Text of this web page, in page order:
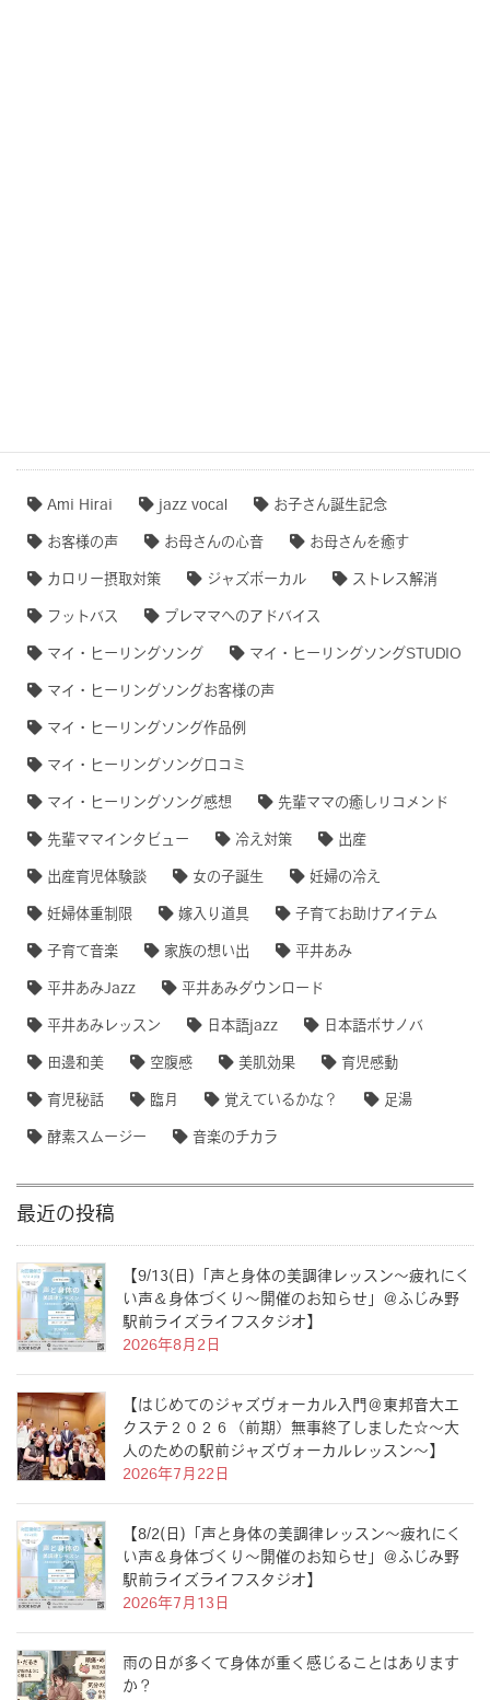
Ami Hirai jazz vocal お子さん誕生記念
お客様の声 お母さんの心音 お母さんを癒す
カロリー摂取対策 ジャズボーカル ストレス解消
フットバス プレママへのアドバイス
マイ・ヒーリングソング マイ・ヒーリングソングSTUDIO
マイ・ヒーリングソングお客様の声
マイ・ヒーリングソング作品例
マイ・ヒーリングソング口コミ
マイ・ヒーリングソング感想 先輩ママの癒しリコメンド
先輩ママインタビュー 冷え対策 出産
出産育児体験談 女の子誕生 妊婦の冷え
妊婦体重制限 嫁入り道具 子育てお助けアイテム
子育て音楽 家族の想い出 平井あみ
平井あみJazz 平井あみダウンロード
平井あみレッスン 日本語jazz 日本語ボサノバ
田邊和美 空腹感 美肌効果 育児感動
育児秘話 臨月 覚えているかな？ 足湯
酵素スムージー 音楽のチカラ
最近の投稿
【9/13(日)「声と身体の美調律レッスン〜疲れにく
い声＆身体づくり〜開催のお知らせ」＠ふじみ野
駅前ライズライフスタジオ】
2026年8月2日
【はじめてのジャズヴォーカル入門＠東邦音大エ
クステ２０２６（前期）無事終了しました☆〜大
人のための駅前ジャズヴォーカルレッスン〜】
2026年7月22日
【8/2(日)「声と身体の美調律レッスン〜疲れにく
い声＆身体づくり〜開催のお知らせ」＠ふじみ野
駅前ライズライフスタジオ】
2026年7月13日
雨の日が多くて身体が重く感じることはあります
か？